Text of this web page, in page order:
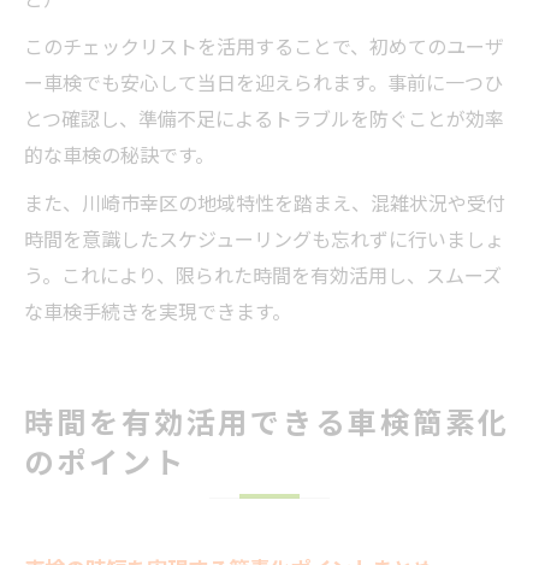
このチェックリストを活用することで、初めてのユーザ
ー車検でも安心して当日を迎えられます。事前に一つひ
とつ確認し、準備不足によるトラブルを防ぐことが効率
的な車検の秘訣です。
また、川崎市幸区の地域特性を踏まえ、混雑状況や受付
時間を意識したスケジューリングも忘れずに行いましょ
う。これにより、限られた時間を有効活用し、スムーズ
な車検手続きを実現できます。
時間を有効活用できる車検簡素化
のポイント